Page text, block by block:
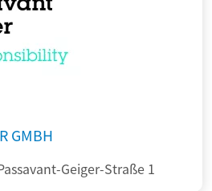
GMBH
Geiger-Straße 1